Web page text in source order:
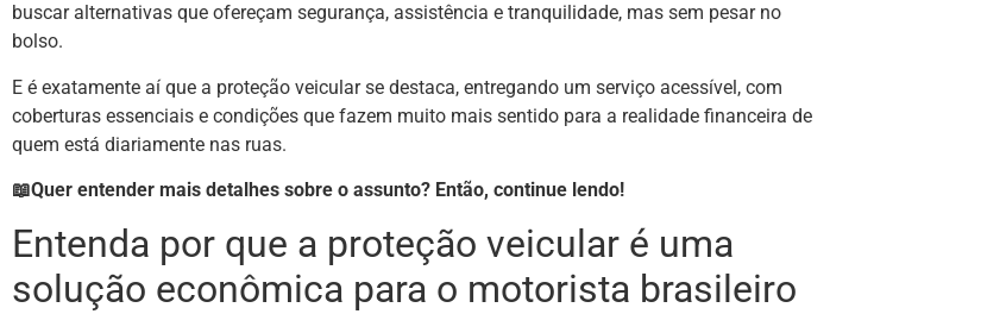
buscar alternativas que ofereçam segurança, assistência e tranquilidade, mas sem pesar no
bolso.
E é exatamente aí que a proteção veicular se destaca, entregando um serviço acessível, com
coberturas essenciais e condições que fazem muito mais sentido para a realidade financeira de
quem está diariamente nas ruas.
📖Quer entender mais detalhes sobre o assunto? Então, continue lendo!
Entenda por que a proteção veicular é uma
solução econômica para o motorista brasileiro